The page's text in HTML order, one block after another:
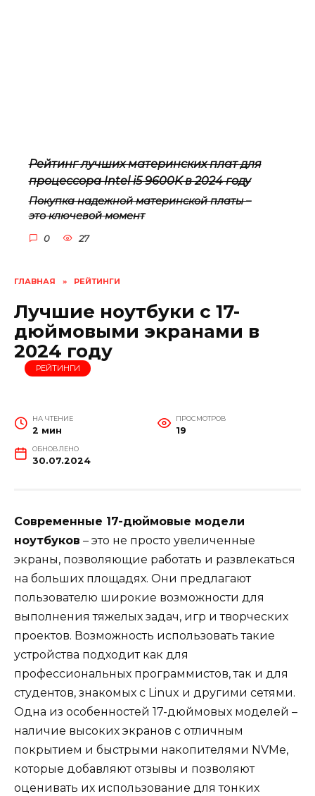
ГЛАВНАЯ » РЕЙТИНГИ
Лучшие ноутбуки с 17-
дюймовыми экранами в
2024 году
РЕЙТИНГИ
НА ЧТЕНИЕ
2 мин
ПРОСМОТРОВ
19
ОБНОВЛЕНО
30.07.2024
Современные 17-дюймовые модели
ноутбуков – это не просто увеличенные
экраны, позволяющие работать и развлекаться
на больших площадях. Они предлагают
пользователю широкие возможности для
выполнения тяжелых задач, игр и творческих
проектов. Возможность использовать такие
устройства подходит как для
профессиональных программистов, так и для
студентов, знакомых с Linux и другими сетями.
Одна из особенностей 17-дюймовых моделей –
наличие высоких экранов с отличным
покрытием и быстрыми накопителями NVMe,
которые добавляют отзывы и позволяют
оценивать их использование для тонких
Рейтинг лучших материнских плат для
процессора Intel i5 9600K в 2024 году
Покупка надежной материнской платы –
это ключевой момент
0 27